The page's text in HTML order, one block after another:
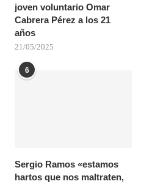
joven voluntario Omar
Cabrera Pérez a los 21
años
21/05/2025
6
Sergio Ramos «estamos
hartos que nos maltraten,